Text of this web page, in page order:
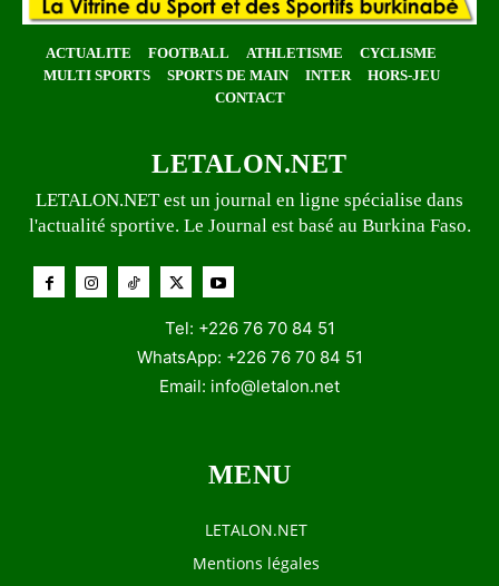
ACTUALITE FOOTBALL ATHLETISME
CYCLISME
MULTI SPORTS
SPORTS DE MAIN INTER
HORS-JEU
CONTACT
LETALON.NET
LETALON.NET est un journal en ligne spécialise dans
l'actualité sportive. Le Journal est basé au Burkina Faso.
Tel: +226 76 70 84 51
WhatsApp: +226 76 70 84 51
Email: info@letalon.net
MENU
LETALON.NET
Mentions légales